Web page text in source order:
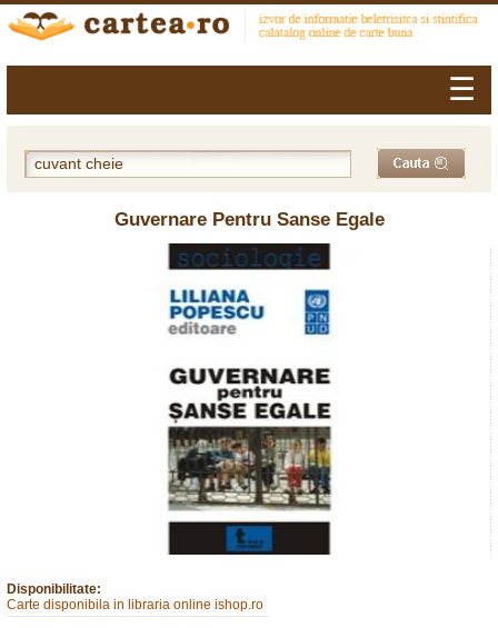
☰
Guvernare Pentru Sanse Egale
Disponibilitate:
Carte disponibila in libraria online ishop.ro